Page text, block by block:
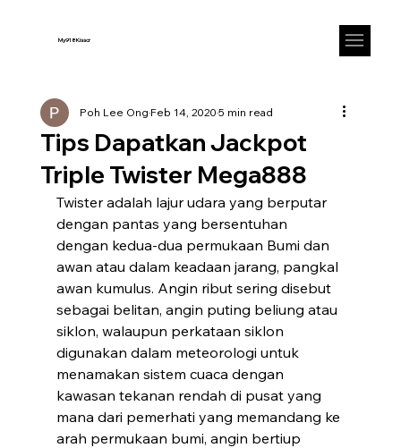
My918Kisscr
Tips Dapatkan Jackpot
Triple Twister Mega888
Poh Lee OngFeb 14, 20205 min read
Twister adalah lajur udara yang berputar
dengan pantas yang bersentuhan
dengan kedua-dua permukaan Bumi dan
awan atau dalam keadaan jarang, pangkal
awan kumulus. Angin ribut sering disebut
sebagai belitan, angin puting beliung atau
siklon, walaupun perkataan siklon
digunakan dalam meteorologi untuk
menamakan sistem cuaca dengan
kawasan tekanan rendah di pusat yang
mana dari pemerhati yang memandang ke
arah permukaan bumi, angin bertiup